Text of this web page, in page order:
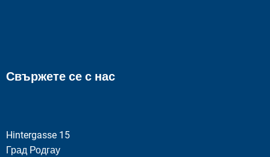
Свържете се с нас
Hintergasse 15
Град Родгау